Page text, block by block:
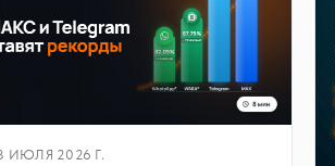
ИЮЛЯ 2026 Г.